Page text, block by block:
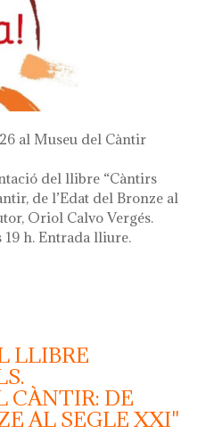
al Museu del Càntir
del llibre “Càntirs
de l’Edat del Bronze al
Oriol Calvo Vergés.
h. Entrada lliure.
2026
LLIBRE
CÀNTIR: DE
AL SEGLE XXI"